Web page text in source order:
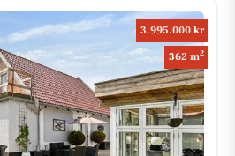
3.995.000 kr
362 m2